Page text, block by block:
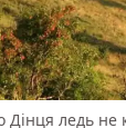
Дінця ледь